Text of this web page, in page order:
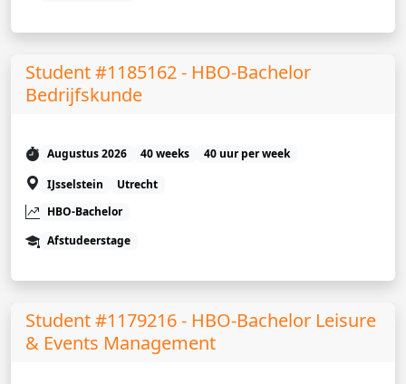
Student #1185162 - HBO-Bachelor
Bedrijfskunde
Augustus 2026 40 weeks
40 uur per week
IJsselstein
Utrecht
HBO-Bachelor
Afstudeerstage
Student #1179216 - HBO-Bachelor Leisure
& Events Management